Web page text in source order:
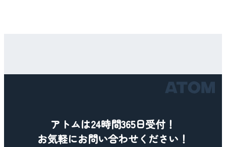
アトムは24時間365日受付！
お気軽にお問い合わせください！